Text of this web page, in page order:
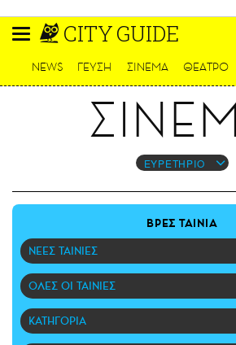
περιεχόμενο
CITY GUIDE
LIFO SHOP
NEWSLETTER
ΜΙΚΡΟΠΡΑΓΜΑΤΑ
THE GOOD LIFO
ΕΙΔΗΣΕΙΣ
CULTURE
ΑΠΟΨΕΙΣ
ΤΡΟΠΟΣ ΖΩΗΣ
NEWS ΓΕΥΣΗ ΣΙΝΕΜΑ ΘΕΑΤΡΟ
ΕΥΡΕΤΗΡΙΟ
ΒΡΕΣ ΤΑΙΝΙΑ
ΝΕΕΣ ΤΑΙΝΙΕΣ
ΟΛΕΣ ΟΙ ΤΑΙΝΙΕΣ
ΚΑΤΗΓΟΡΙΑ